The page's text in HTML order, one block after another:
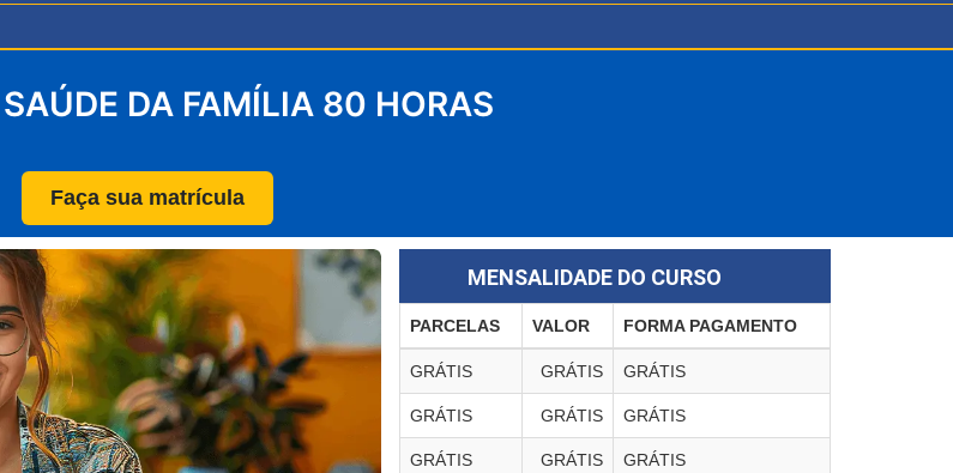
DA FAMÍLIA 80 HORAS
Faça sua matrícula
MENSALIDADE DO CURSO
PARCELAS VALOR FORMA PAGAMENTO
GRÁTIS GRÁTIS GRÁTIS
GRÁTIS GRÁTIS GRÁTIS
GRÁTIS GRÁTIS GRÁTIS